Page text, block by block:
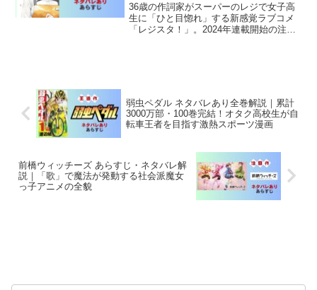
36歳の作詞家がスーパーのレジで女子高
生に「ひと目惚れ」する新感覚ラブコメ
「レジスタ！」。2024年連載開始の注目
弱虫ペダル ネタバレあり全巻解説｜累計
3000万部・100巻完結！オタク高校生が自
転車王者を目指す激熱スポーツ漫画
前橋ウィッチーズ あらすじ・ネタバレ解
説｜「歌」で魔法が発動する社会派魔女
っ子アニメの全貌